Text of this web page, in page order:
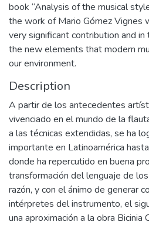
book “Analysis of the musical
the work of Mario Gómez Vignes
very significant contribution and
the new elements that modern
our environment.
Description
A partir de los antecedentes
vivenciado en el mundo de la
a las técnicas extendidas, se ha
importante en Latinoamérica
donde ha repercutido en buena
transformación del lenguaje de
razón, y con el ánimo de generar
intérpretes del instrumento, el
una aproximación a la obra Bicinia